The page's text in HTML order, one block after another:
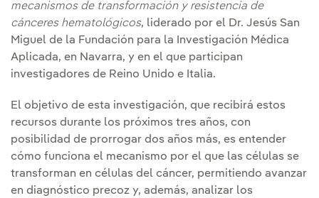
mecanismos de transformación y resistencia de
cánceres hematológicos, liderado por el Dr. Jesús San
Miguel de la Fundación para la Investigación Médica
Aplicada, en Navarra, y en el que participan
investigadores de Reino Unido e Italia.
El objetivo de esta investigación, que recibirá estos
recursos durante los próximos tres años, con
posibilidad de prorrogar dos años más, es entender
cómo funciona el mecanismo por el que las células se
transforman en células del cáncer, permitiendo avanzar
en diagnóstico precoz y, además, analizar los